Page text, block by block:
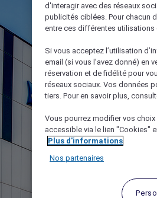
d'interagir avec des réseaux
publicités ciblées. Pour chacun
entre ces différentes utilisations
Si vous acceptez l’utilisation
email (si vous l’avez donné) en
réservation et de fidélité pour
réseaux sociaux. Vos données
tiers. Pour en savoir plus,
Vous pourrez modifier vos
accessible via le lien "Cookies"
Plus d'informations
Nos partenaires